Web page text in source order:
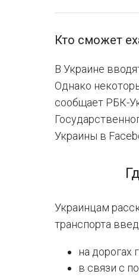
Кто сможет
В Украине
Однако
сообщает РБК-
Украины в
Украинцам
транспорта
на дорогах
в связи с